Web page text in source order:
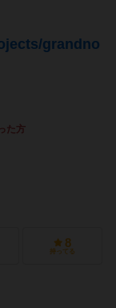
grandno
た方
8
持ってる